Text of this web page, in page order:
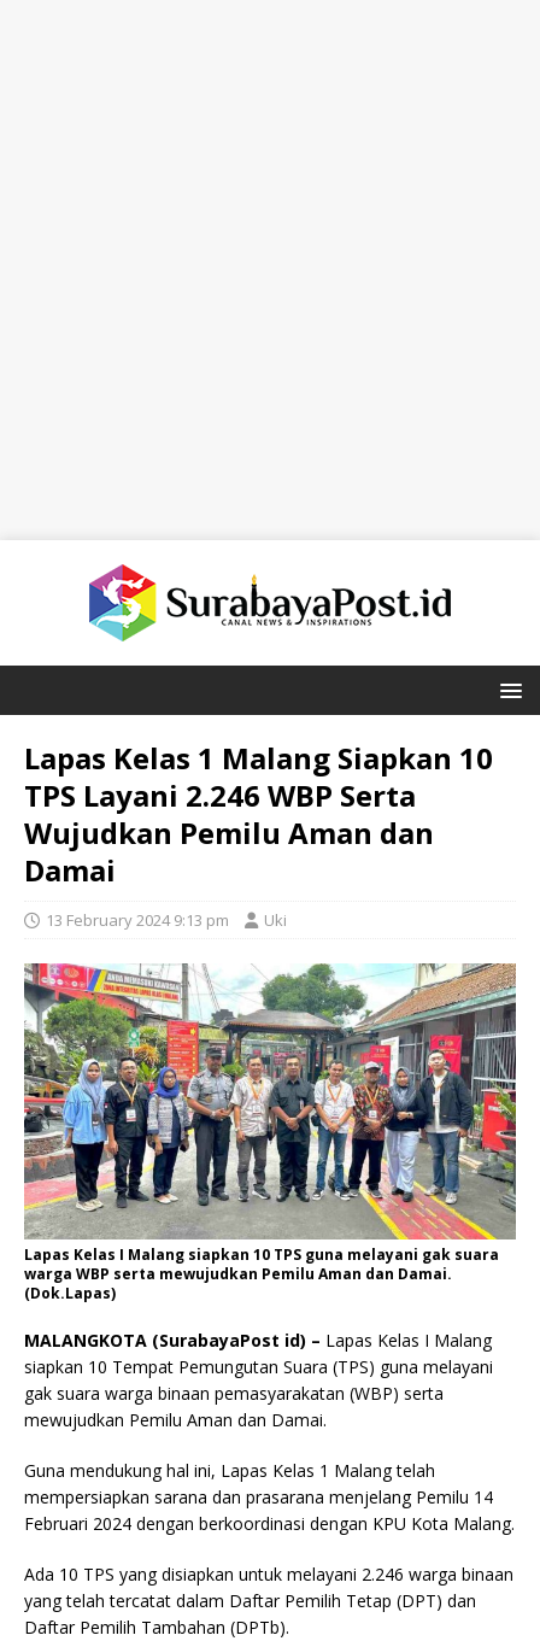
Lapas Kelas 1 Malang Siapkan 10
TPS Layani 2.246 WBP Serta
Wujudkan Pemilu Aman dan
Damai
13 February 2024 9:13 pm Uki
Lapas Kelas I Malang siapkan 10 TPS guna melayani gak suara
warga WBP serta mewujudkan Pemilu Aman dan Damai.
(Dok.Lapas)
MALANGKOTA (SurabayaPost id) – Lapas Kelas I Malang
siapkan 10 Tempat Pemungutan Suara (TPS) guna melayani
gak suara warga binaan pemasyarakatan (WBP) serta
mewujudkan Pemilu Aman dan Damai.
Guna mendukung hal ini, Lapas Kelas 1 Malang telah
mempersiapkan sarana dan prasarana menjelang Pemilu 14
Februari 2024 dengan berkoordinasi dengan KPU Kota Malang.
Ada 10 TPS yang disiapkan untuk melayani 2.246 warga binaan
yang telah tercatat dalam Daftar Pemilih Tetap (DPT) dan
Daftar Pemilih Tambahan (DPTb).